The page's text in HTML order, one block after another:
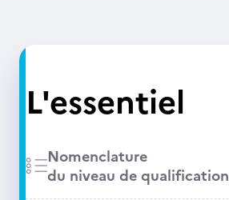
L'essentiel
Nomenclature
du niveau de qualification